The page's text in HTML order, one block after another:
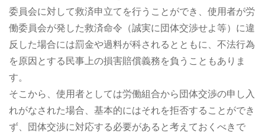
委員会に対して救済申立てを行うことができ、使用者が労
働委員会が発した救済命令（誠実に団体交渉せよ等）に違
反した場合には罰金や過料が科されるとともに、不法行為
を原因とする民事上の損害賠償義務を負うこともありま
す。
そこから、使用者としては労働組合から団体交渉の申し入
れがなされた場合、基本的にはそれを拒否することができ
ず、団体交渉に対応する必要があると考えておくべきで